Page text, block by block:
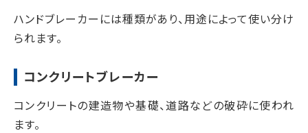
ハンドブレーカーには種類があり、用途によって使い分け
られます。
コンクリートブレーカー
コンクリートの建造物や基礎、道路などの破砕に使われ
ます。